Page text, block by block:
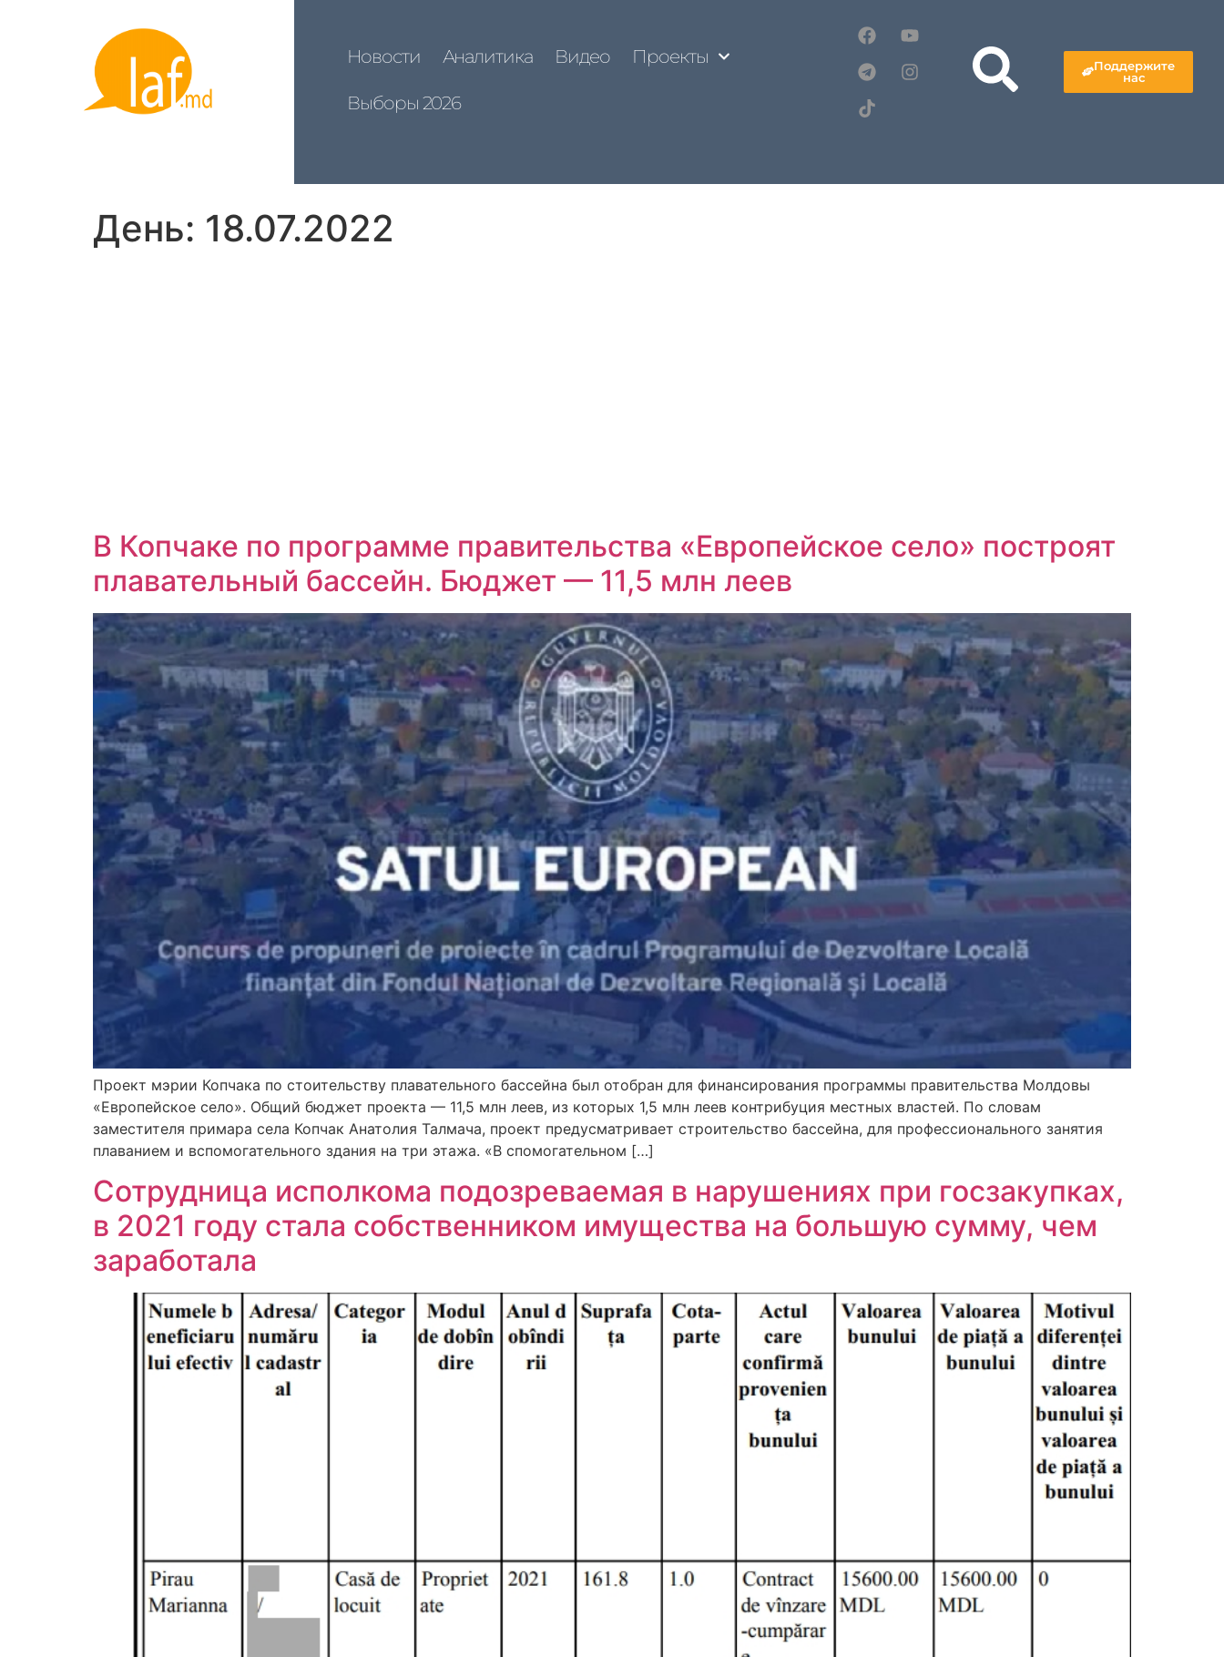
Новости Аналитика Видео Проекты
Выборы 2026
Поддержите
нас
День: 18.07.2022
В Копчаке по программе правительства «Европейское село» построят
плавательный бассейн. Бюджет — 11,5 млн леев
Проект мэрии Копчака по стоительству плавательного бассейна был отобран для финансирования программы правительства Молдовы
«Европейское село». Общий бюджет проекта — 11,5 млн леев, из которых 1,5 млн леев контрибуция местных властей. По словам
заместителя примара села Копчак Анатолия Талмача, проект предусматривает строительство бассейна, для профессионального занятия
плаванием и вспомогательного здания на три этажа. «В спомогательном […]
Сотрудница исполкома подозреваемая в нарушениях при госзакупках,
в 2021 году стала собственником имущества на большую сумму, чем
заработала